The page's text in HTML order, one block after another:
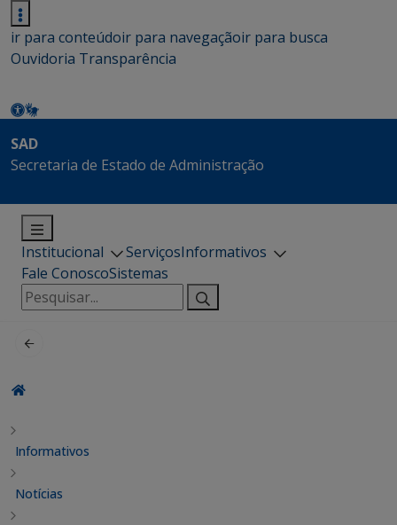
ir para conteúdoir para navegaçãoir para busca
Ouvidoria Transparência
SAD
Secretaria de Estado de Administração
Institucional ServiçosInformativos
Fale ConoscoSistemas
Pesquisar
por:
Informativos
Notícias